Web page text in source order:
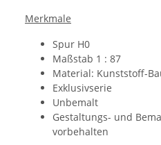
Merkmale
Spur H0
Maßstab 1 : 87
Material: Kunststoff-
Exklusivserie
Unbemalt
Gestaltungs- und
vorbehalten